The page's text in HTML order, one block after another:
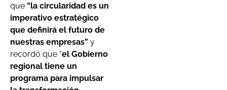
que “la circularidad es un
imperativo estratégico
que definirá el futuro de
nuestras empresas” y
recordó que “el Gobierno
regional tiene un
programa para impulsar